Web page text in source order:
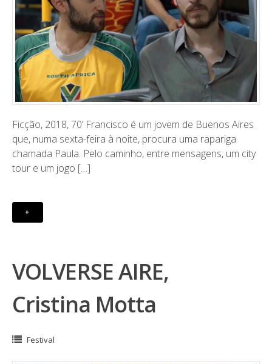
Ficção, 2018, 70’ ​Francisco é um jovem de Buenos Aires
que, numa sexta-feira à noite, procura uma rapariga
chamada Paula. Pelo caminho, entre mensagens, um city
tour e um jogo […]
+
VOLVERSE AIRE,
Cristina Motta
Festival